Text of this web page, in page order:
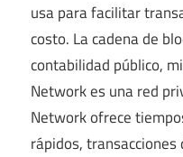
usa para facilitar
costo. La cadena de
contabilidad público,
Network es una red
Network ofrece
rápidos, transacciones